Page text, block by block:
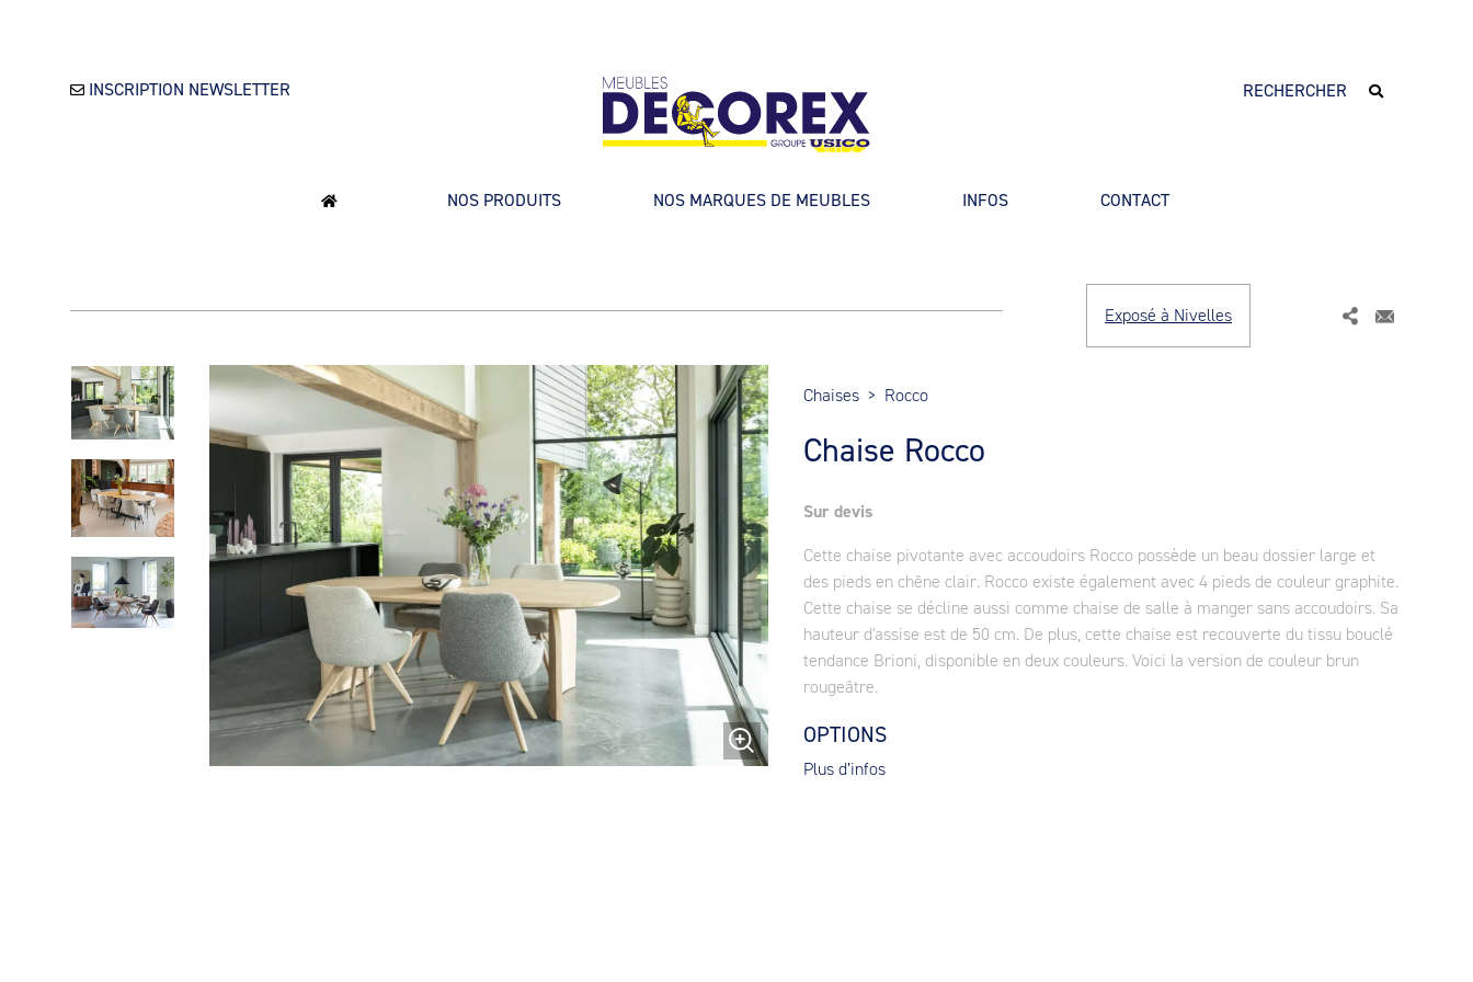
INSCRIPTION NEWSLETTER
NOS PRODUITS NOS MARQUES DE MEUBLES INFOS CONTACT
Exposé à Nivelles
Chaises > Rocco
Chaise Rocco
Sur devis
Cette chaise pivotante avec accoudoirs Rocco possède un beau dossier large et
des pieds en chêne clair. Rocco existe également avec 4 pieds de couleur graphite.
Cette chaise se décline aussi comme chaise de salle à manger sans accoudoirs. Sa
hauteur d'assise est de 50 cm. De plus, cette chaise est recouverte du tissu bouclé
tendance Brioni, disponible en deux couleurs. Voici la version de couleur brun
rougeâtre.
OPTIONS
Plus d’infos